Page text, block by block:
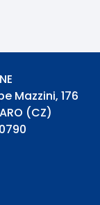
Mazzini, 176
(CZ)